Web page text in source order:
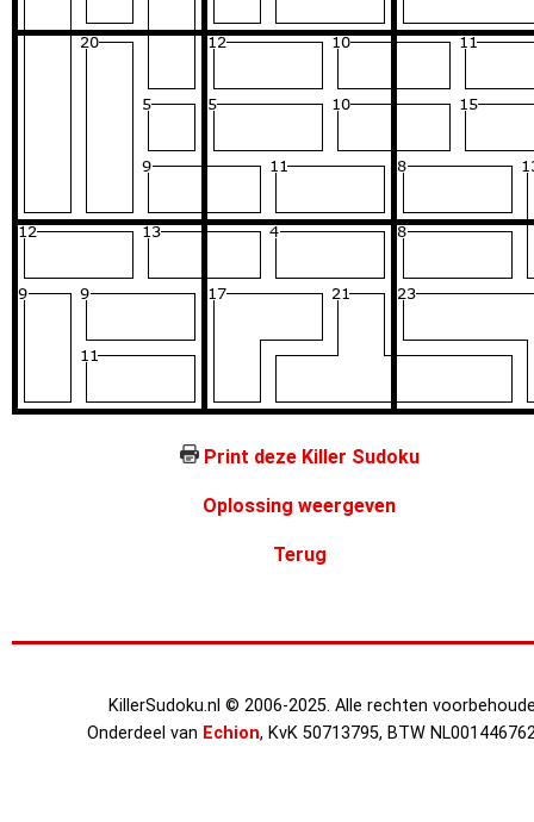
Print deze Killer Sudoku
Oplossing weergeven
Terug
KillerSudoku.nl © 2006-2025. Alle rechten
Onderdeel van Echion, KvK 50713795, BTW